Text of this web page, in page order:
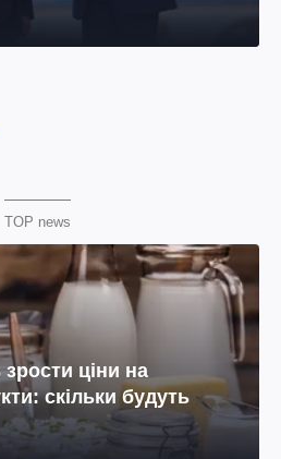
TOP news
ціни на
скільки будуть